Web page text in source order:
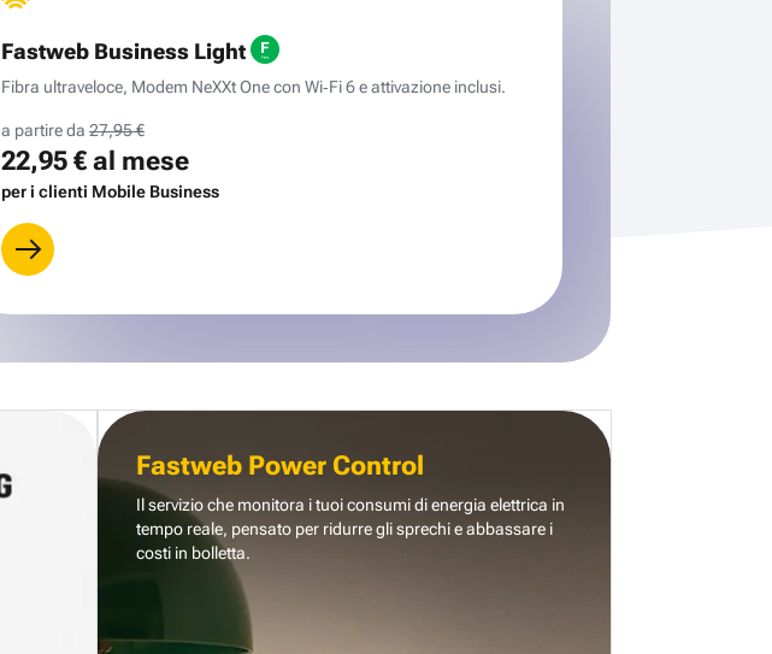
Fastweb Business Light
Fibra ultraveloce, Modem NeXXt One con Wi‑Fi 6 e attivazione inclusi.
a partire da 27,95 €
22,95 €al mese
per i clienti Mobile Business
Fastweb Power Control
Il servizio che monitora i tuoi consumi di energia elettrica in
tempo reale, pensato per ridurre gli sprechi e abbassare i
costi in bolletta.